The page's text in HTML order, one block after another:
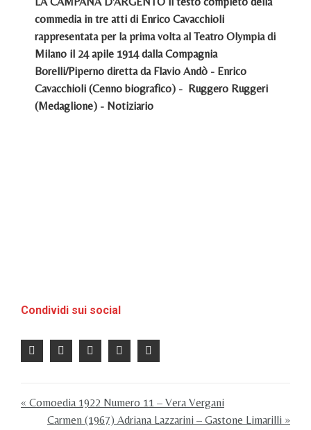
commedia in tre atti di Enrico Cavacchioli
rappresentata per la prima volta al Teatro Olympia di
Milano il 24 apile 1914 dalla Compagnia
Borelli/Piperno diretta da Flavio Andò - Enrico
Cavacchioli (Cenno biografico) - Ruggero Ruggeri
(Medaglione) - Notiziario
Condividi sui social
« Comoedia 1922 Numero 11 – Vera Vergani
Carmen (1967) Adriana Lazzarini – Gastone Limarilli »